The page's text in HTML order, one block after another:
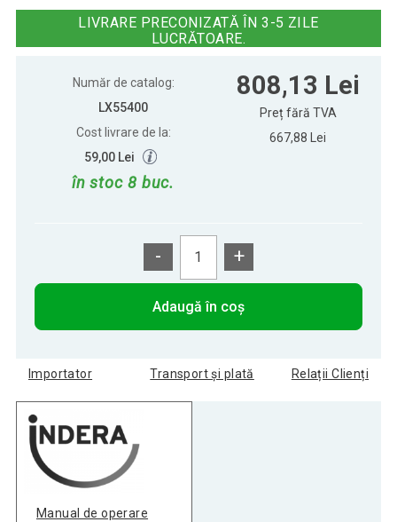
marmură lustruită Ø40 cm, Negru
LIVRARE PRECONIZATĂ ÎN 3-5 ZILE
LUCRĂTOARE.
Număr de catalog:
LX55400
Cost livrare de la:
59,00 Lei
în stoc 8 buc.
808,13 Lei
Preț fără TVA
667,88 Lei
- +
Adaugă în coș
Importator Transport și plată Relații Clienți
Manual de operare